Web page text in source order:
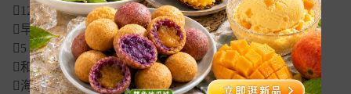
120g厚實份量，不多不少剛剛好
早餐、宵夜、下午茶、露營通通完美登場
5 種 大人氣口味任你選
和風章魚燒
海鮮